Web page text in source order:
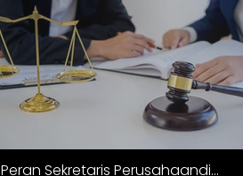
Peran Sekretaris Perusahaandi